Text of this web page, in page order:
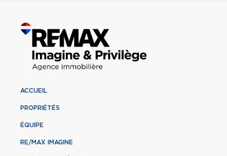
ACCUEIL
PROPRIÉTÉS
ÉQUIPE
RE/MAX IMAGINE